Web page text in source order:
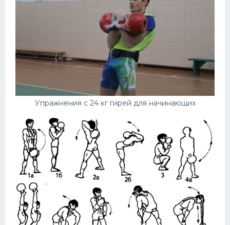
Упражнения с 24 кг гирей для начинающих